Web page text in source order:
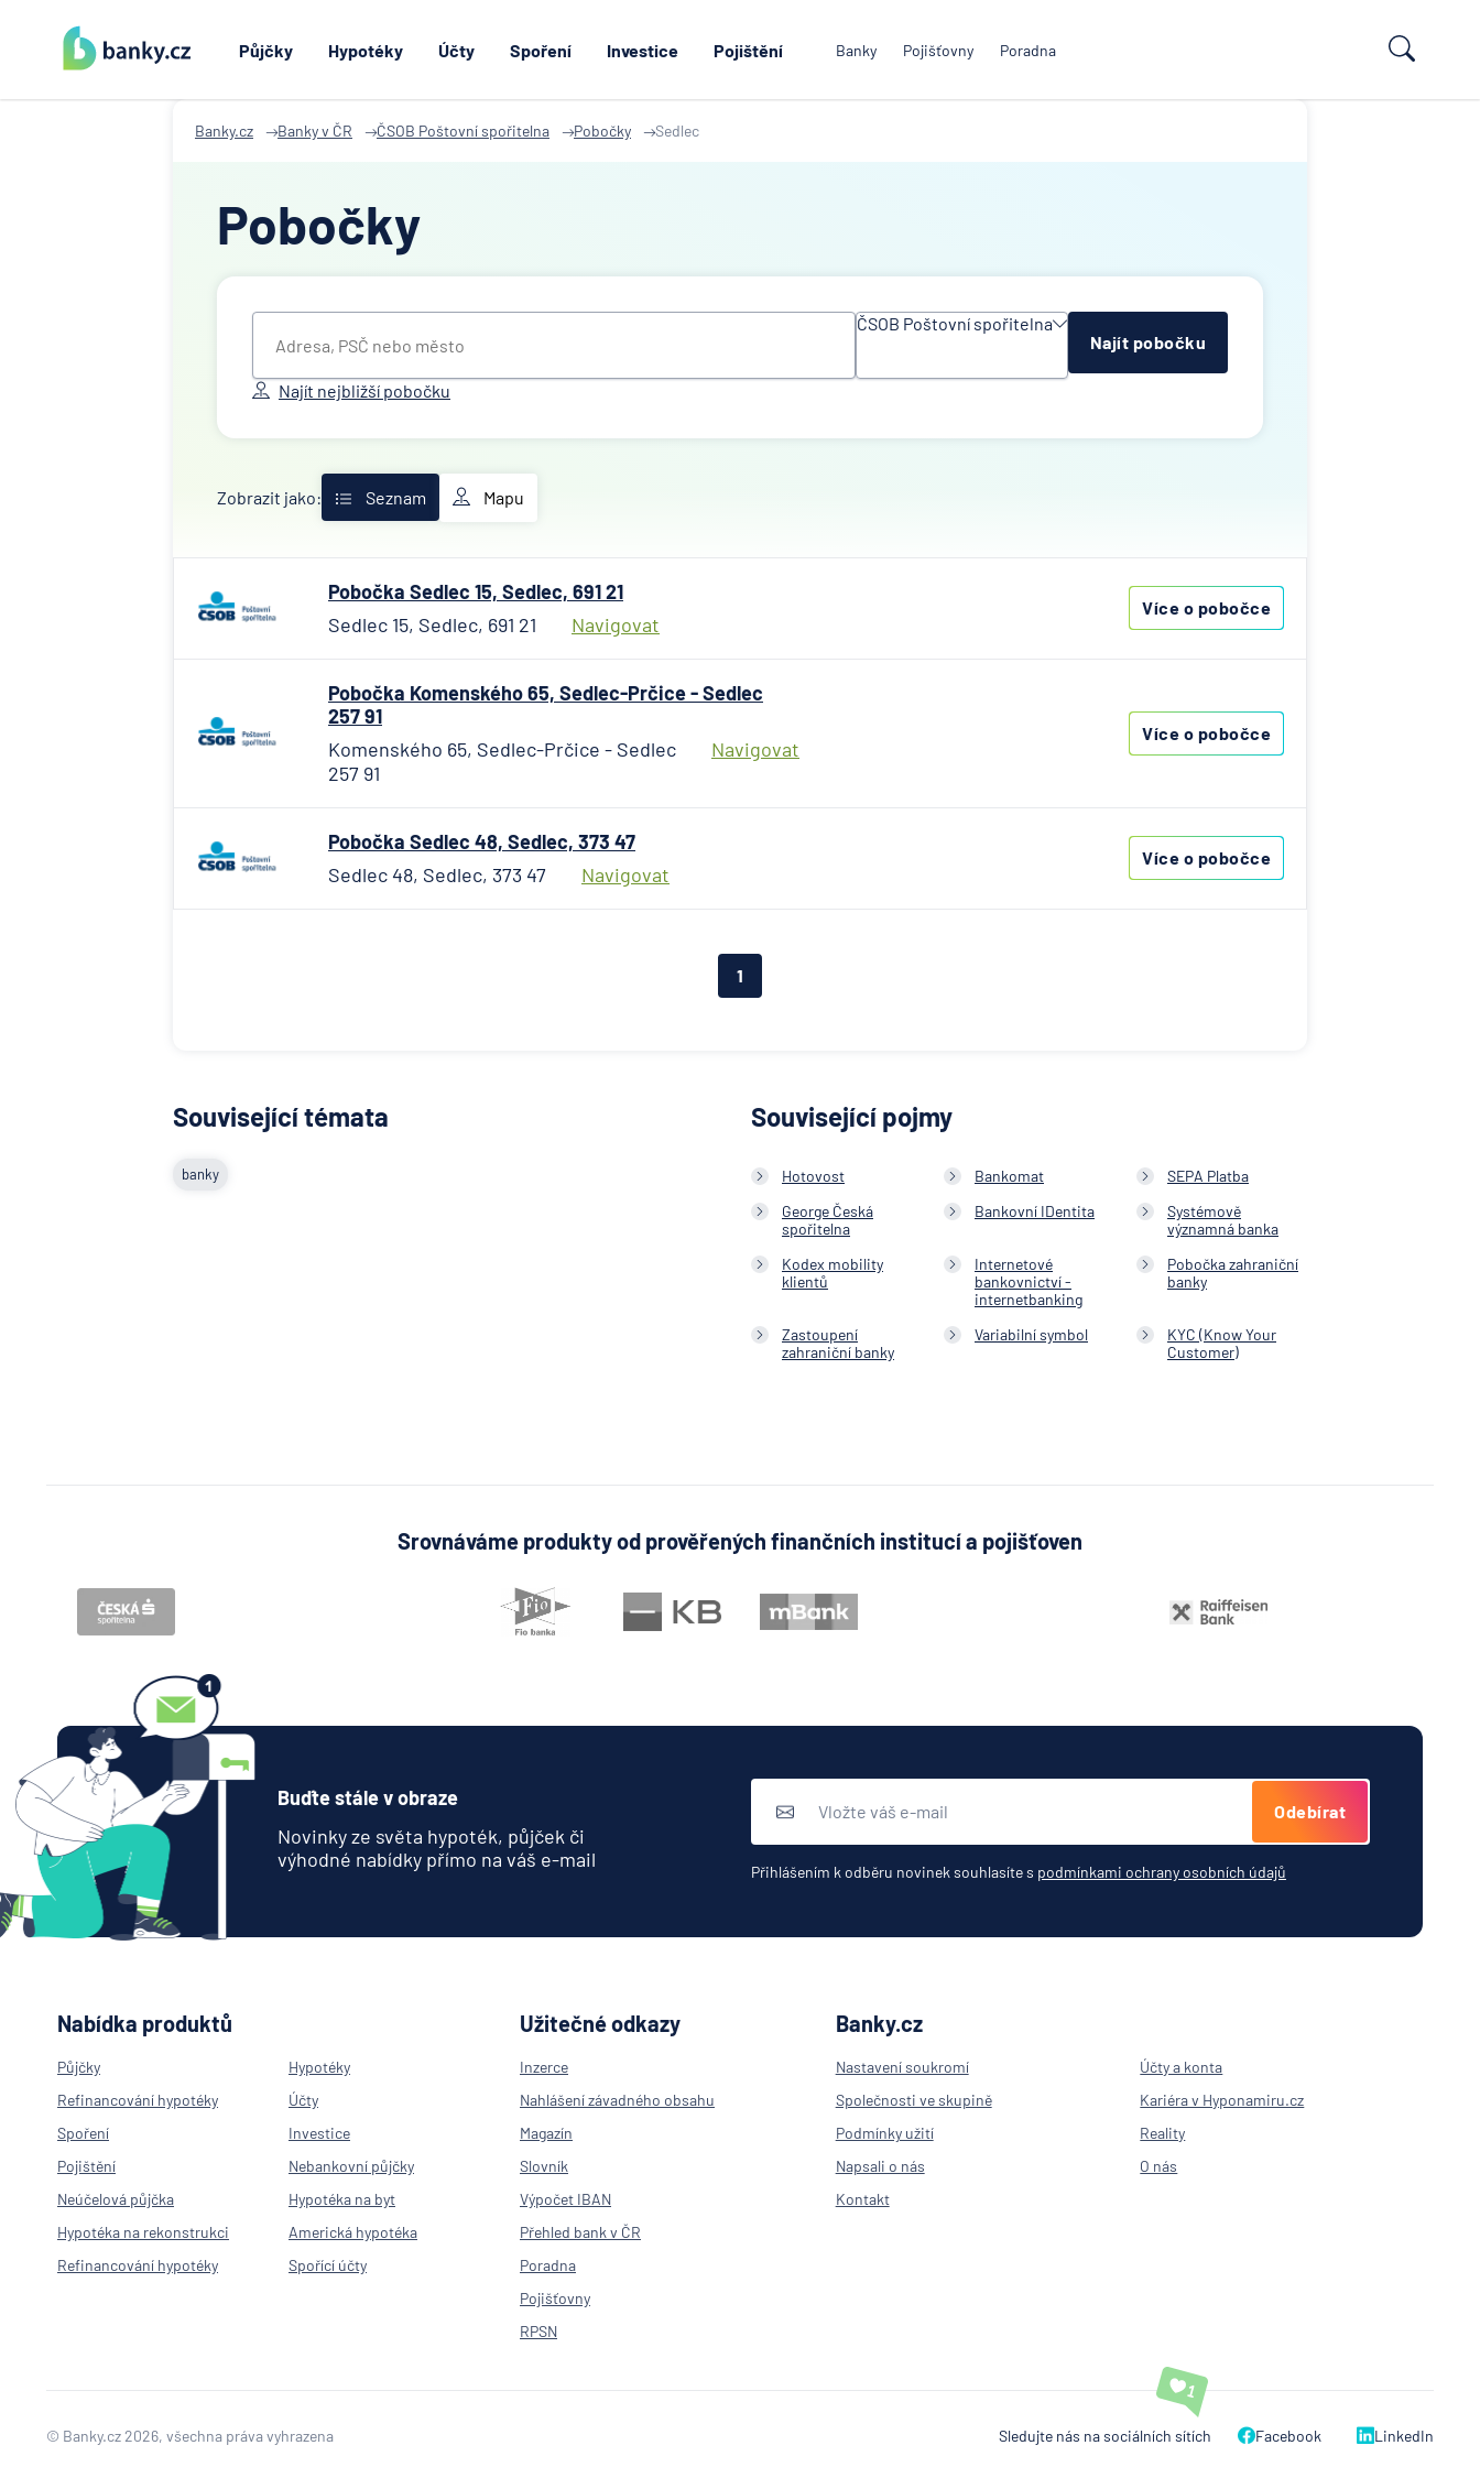
Půjčky Hypotéky Účty Spoření Investice Pojištění Banky Pojišťovny Poradna
Banky.cz Banky v ČR ČSOB Poštovní spořitelna Pobočky Sedlec
Pobočky
ČSOB Poštovní spořitelna
ACE European Group
Air Bank
AWP P&C Česká
Banka Creditas
Česká národní banka
ČSOB Hypoteční
ČSOB Penzijní
společnost
ČSOB Poštovní
ČSOB Stavební
spořitelna
pro ČR
Fio banka
HSBC Bank plc -
pobočka Praha
ING Bank N. V.
Komerční pojišťovna
Kooperativa
pojišťovna
Max banka
mBank
MetLife Europe
Najít pobočku
Najít nejbližší pobočku
Zobrazit jako: Seznam Mapu
Pobočka Sedlec 15, Sedlec, 691 21
Sedlec 15, Sedlec, 691 21
Navigovat
Více o pobočce
Pobočka Komenského 65, Sedlec-Prčice - Sedlec
257 91
Komenského 65, Sedlec-Prčice - Sedlec
257 91
Navigovat
Více o pobočce
Pobočka Sedlec 48, Sedlec, 373 47
Sedlec 48, Sedlec, 373 47
Navigovat
Více o pobočce
1
Související témata
banky
Související pojmy
Hotovost Bankomat
SEPA Platba
George Česká
spořitelna
Bankovní IDentita
Systémově
významná banka
Kodex mobility
klientů
Internetové
bankovnictví -
internetbanking
Pobočka zahraniční
banky
Zastoupení
zahraniční banky
Variabilní symbol
KYC (Know Your
Customer)
Srovnáváme produkty od prověřených finančních institucí a pojišťoven
Buďte stále v obraze
Novinky ze světa hypoték, půjček či
výhodné nabídky přímo na váš e-mail
Odebírat
Přihlášením k odběru novinek souhlasíte s podmínkami ochrany osobních údajů
Nabídka produktů
Půjčky
Hypotéky
Refinancování hypotéky
Účty
Spoření
Investice
Pojištění
Nebankovní půjčky
Neúčelová půjčka
Hypotéka na byt
Hypotéka na rekonstrukci
Americká hypotéka
Refinancování hypotéky
Spořící účty
Užitečné odkazy
Inzerce
Nahlášení závadného obsahu
Magazín
Slovník
Výpočet IBAN
Přehled bank v ČR
Poradna
Pojišťovny
RPSN
Banky.cz
Nastavení soukromí
Účty a konta
Společnosti ve skupině
Kariéra v Hyponamiru.cz
Podmínky užití
Reality
Napsali o nás
O nás
Kontakt
© Banky.cz 2026, všechna práva vyhrazena Sledujte nás na sociálních sítích Facebook LinkedIn